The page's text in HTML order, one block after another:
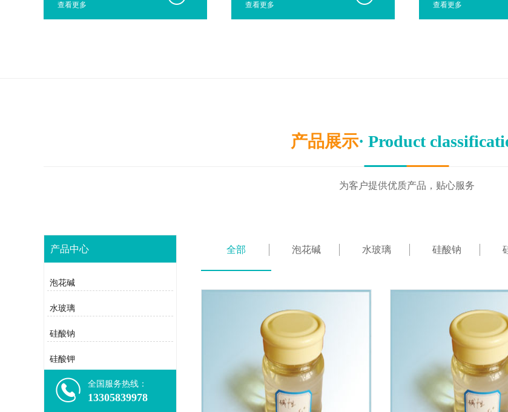
查看更多 查看更多 查看更多
产品展示· Product
为客户提供优质产品，贴心服务
产品中心
泡花碱
水玻璃
硅酸钠
硅酸钾
全国服务热线：
13305839978
全部 泡花碱 水玻璃 硅酸钠